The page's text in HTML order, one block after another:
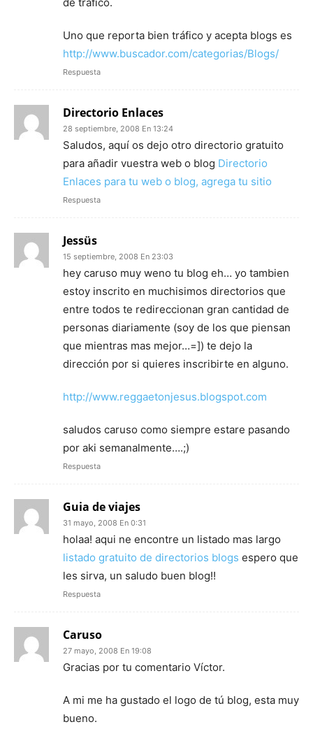
Uno que reporta bien tráfico y acepta blogs es
http://www.buscador.com/categorias/Blogs/
Respuesta
Directorio Enlaces
28 septiembre, 2008 En 13:24
Saludos, aquí os dejo otro directorio gratuito
para añadir vuestra web o blog Directorio
Enlaces para tu web o blog, agrega tu sitio
Respuesta
Jessüs
15 septiembre, 2008 En 23:03
hey caruso muy weno tu blog eh… yo tambien
estoy inscrito en muchisimos directorios que
entre todos te redireccionan gran cantidad de
personas diariamente (soy de los que piensan
que mientras mas mejor…=]) te dejo la
dirección por si quieres inscribirte en alguno.
http://www.reggaetonjesus.blogspot.com
saludos caruso como siempre estare pasando
por aki semanalmente….;)
Respuesta
Guia de viajes
31 mayo, 2008 En 0:31
holaa! aqui ne encontre un listado mas largo
listado gratuito de directorios blogs espero que
les sirva, un saludo buen blog!!
Respuesta
Caruso
27 mayo, 2008 En 19:08
Gracias por tu comentario Víctor.
A mi me ha gustado el logo de tú blog, esta muy
bueno.